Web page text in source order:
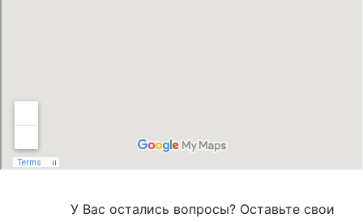
У Вас остались вопросы? Оставьте свои